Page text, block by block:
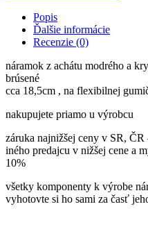
Popis
Ďalšie informácie
Recenzie (0)
náramok z achátu modrého a
brúsené
cca 18,5cm , na flexibilnej
nakupujete priamo u výrobcu
záruka najnižšej ceny v SR,
iného predajcu v nižšej cene a
10%
všetky komponenty k výrobe
vyhotovte si ho sami za časť